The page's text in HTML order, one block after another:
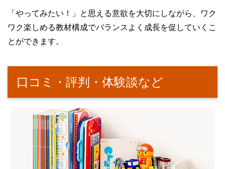
「やってみたい！」と思える意欲を大切にしながら、ワク
ワク楽しめる教材構成でバランスよく成長を促していくこ
とができます。
口コミ・評判・体験談など